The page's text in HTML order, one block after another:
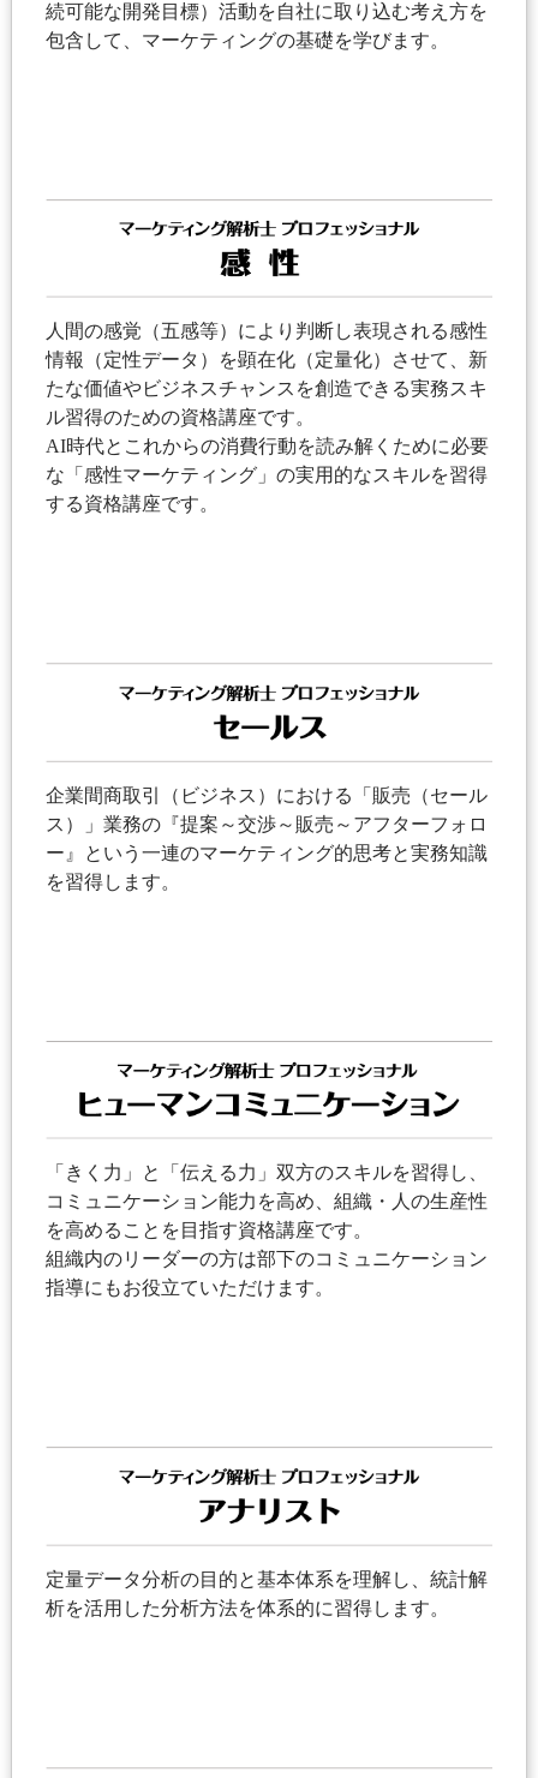
続可能な開発目標）活動を自社に取り込む考え方を
包含して、マーケティングの基礎を学びます。
人間の感覚（五感等）により判断し表現される感性
情報（定性データ）を顕在化（定量化）させて、新
たな価値やビジネスチャンスを創造できる実務スキ
ル習得のための資格講座です。
AI時代とこれからの消費行動を読み解くために必要
な「感性マーケティング」の実用的なスキルを習得
する資格講座です。
企業間商取引（ビジネス）における「販売（セール
ス）」業務の『提案～交渉～販売～アフターフォロ
ー』という一連のマーケティング的思考と実務知識
を習得します。
「きく力」と「伝える力」双方のスキルを習得し、
コミュニケーション能力を高め、組織・人の生産性
を高めることを目指す資格講座です。
組織内のリーダーの方は部下のコミュニケーション
指導にもお役立ていただけます。
定量データ分析の目的と基本体系を理解し、統計解
析を活用した分析方法を体系的に習得します。